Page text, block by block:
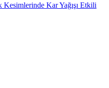
Kar Yağışı Etkili